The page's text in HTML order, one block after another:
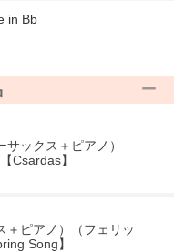
in Bb
ックス＋ピアノ）
Csardas】
＋ピアノ）（フェリッ
Song】